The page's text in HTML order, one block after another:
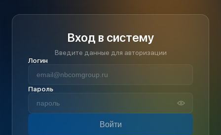
Вход в систему
Введите данные для авторизации
Логин
Пароль
Войти